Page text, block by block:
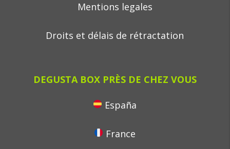
Mentions legales
Droits et délais de rétractation
DEGUSTA BOX PRÈS DE CHEZ VOUS
España
France